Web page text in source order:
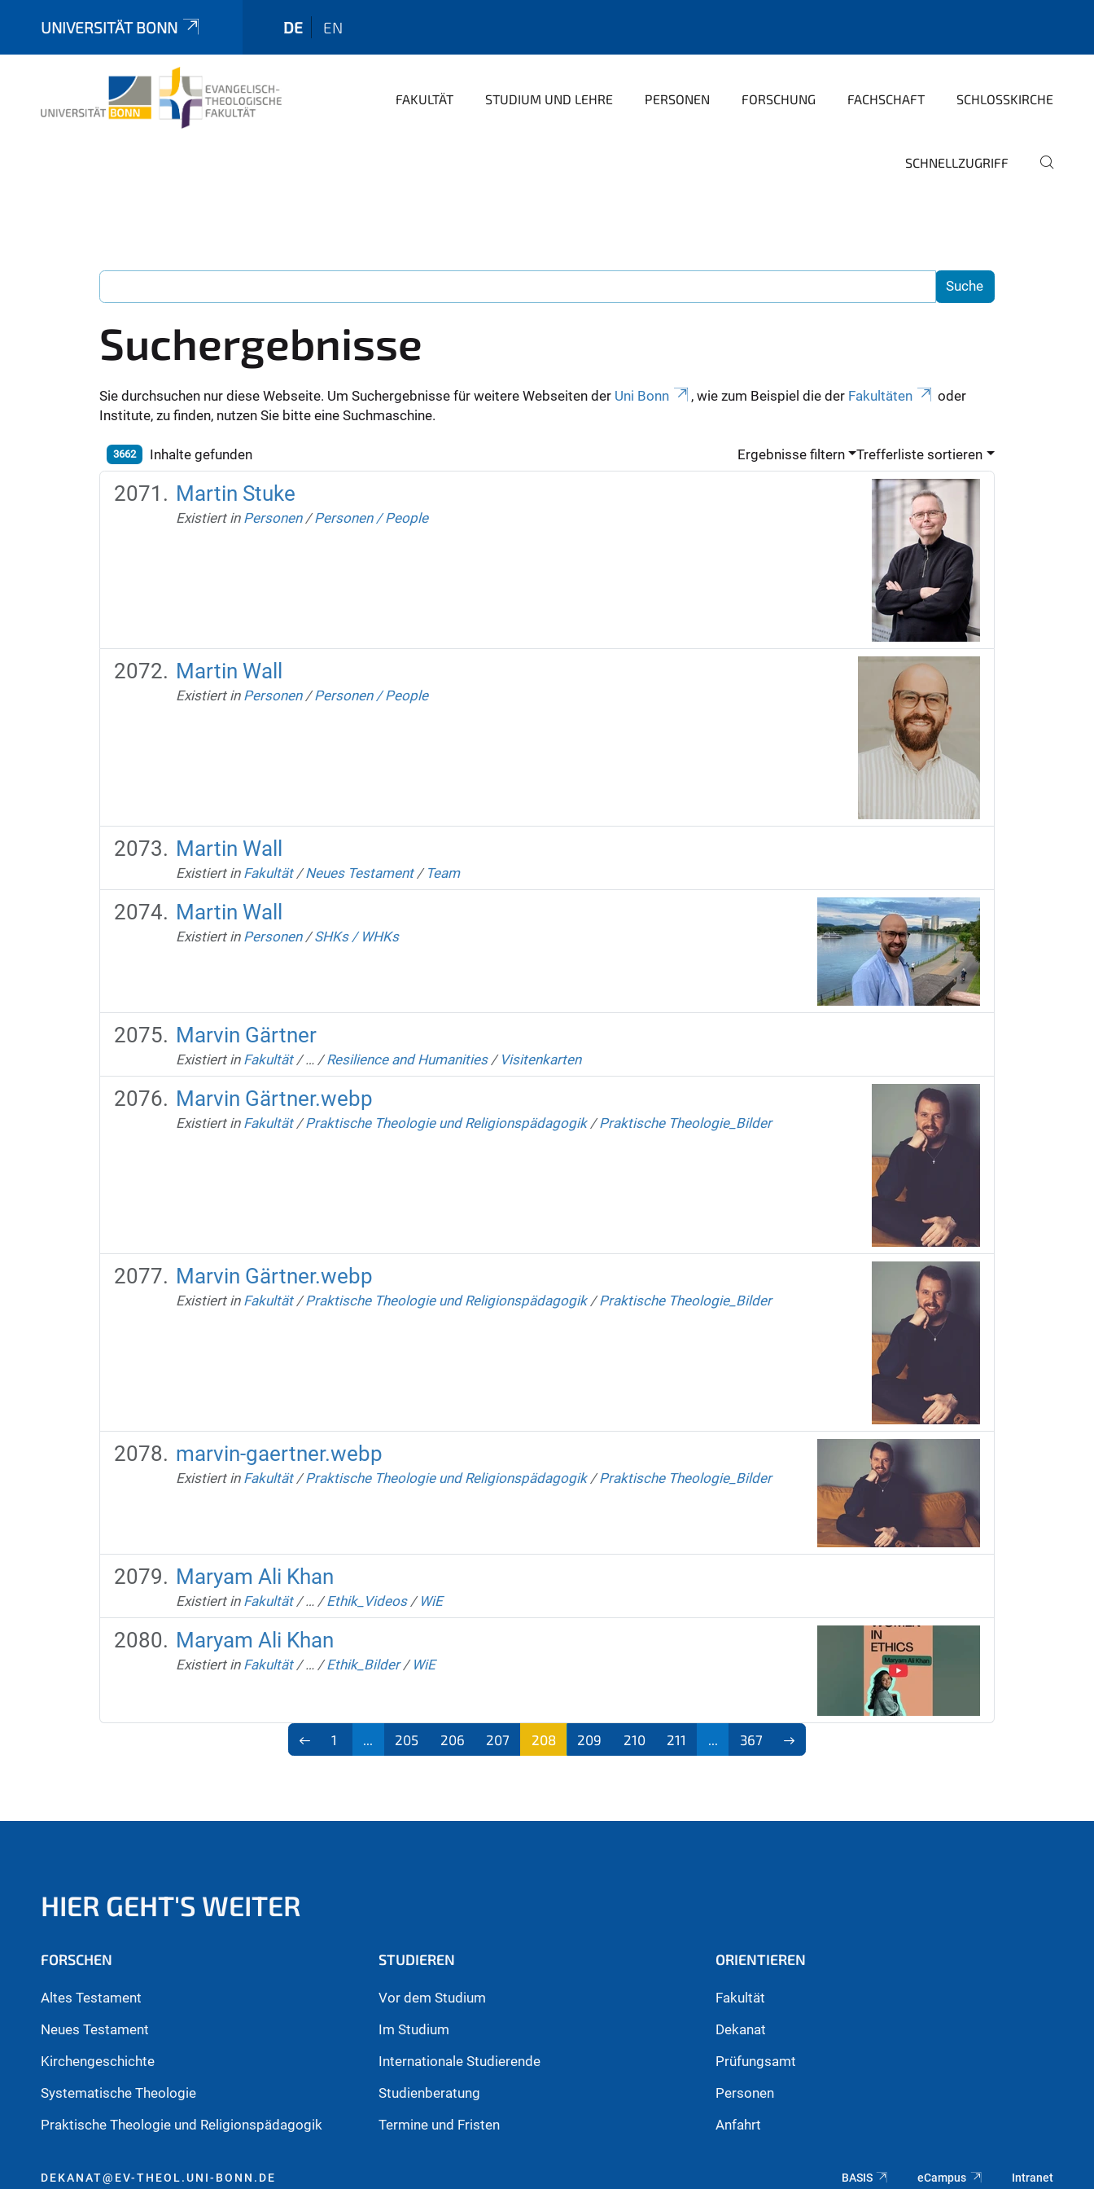
UNIVERSITÄT BONN DE EN
FAKULTÄT STUDIUM UND LEHRE PERSONEN FORSCHUNG FACHSCHAFT SCHLOSSKIRCHE
SCHNELLZUGRIFF
Suchergebnisse
Sie durchsuchen nur diese Webseite. Um Suchergebnisse für weitere Webseiten der Uni Bonn , wie zum Beispiel die der Fakultäten
oder
Institute, zu finden, nutzen Sie bitte eine Suchmaschine.
3662 Inhalte gefunden Ergebnisse filtern Trefferliste sortieren
Martin Stuke
Existiert in Personen /Personen / People
Martin Wall
Existiert in Personen /Personen / People
Martin Wall
Existiert in Fakultät /Neues Testament / Team
Martin Wall
Existiert in Personen /SHKs / WHKs
Marvin Gärtner
Existiert in Fakultät /… /Resilience and Humanities / Visitenkarten
Marvin Gärtner.webp
Existiert in Fakultät /Praktische Theologie und Religionspädagogik /Praktische Theologie_Bilder
Marvin Gärtner.webp
Existiert in Fakultät /Praktische Theologie und Religionspädagogik /Praktische Theologie_Bilder
marvin-gaertner.webp
Existiert in Fakultät /Praktische Theologie und Religionspädagogik /Praktische Theologie_Bilder
Maryam Ali Khan
Existiert in Fakultät /… /Ethik_Videos / WiE
Maryam Ali Khan
Existiert in Fakultät /… /Ethik_Bilder / WiE
1 205 206 207
208
209 210 211 367
HIER GEHT'S WEITER
FORSCHEN
Altes Testament
Neues Testament
Kirchengeschichte
Systematische Theologie
Praktische Theologie und Religionspädagogik
STUDIEREN
Vor dem Studium
Im Studium
Internationale Studierende
Studienberatung
Termine und Fristen
ORIENTIEREN
Fakultät
Dekanat
Prüfungsamt
Personen
Anfahrt
DEKANAT@EV-THEOL.UNI-BONN.DE BASIS eCampus Intranet